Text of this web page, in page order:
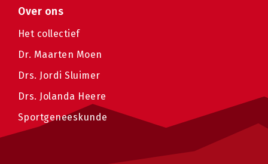
Over ons
Het collectief
Dr. Maarten Moen
Drs. Jordi Sluimer
Drs. Jolanda Heere
Sportgeneeskunde